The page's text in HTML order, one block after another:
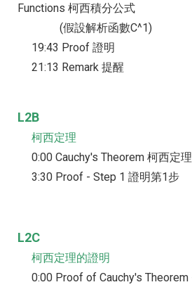
Functions 柯西積分公式
(假設解析函數C^1)
19:43 Proof 證明
21:13 Remark 提醒
L2B
柯西定理
0:00 Cauchy's Theorem 柯西定理
3:30 Proof - Step 1 證明第1步
L2C
柯西定理的證明
0:00 Proof of Cauchy's